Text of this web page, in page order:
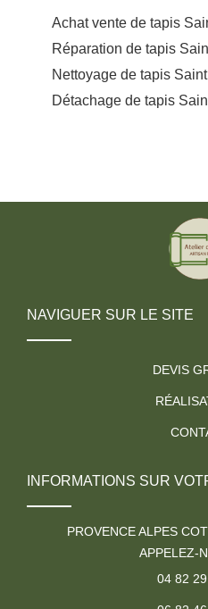
Achat vente de tapis
Réparation de tapis
Nettoyage de tapis
Détachage de tapis
NAVIGUER SUR LE SITE
DEVIS
INFORMATIONS SUR
PROVENCE ALPES
APPELEZ-
04 82